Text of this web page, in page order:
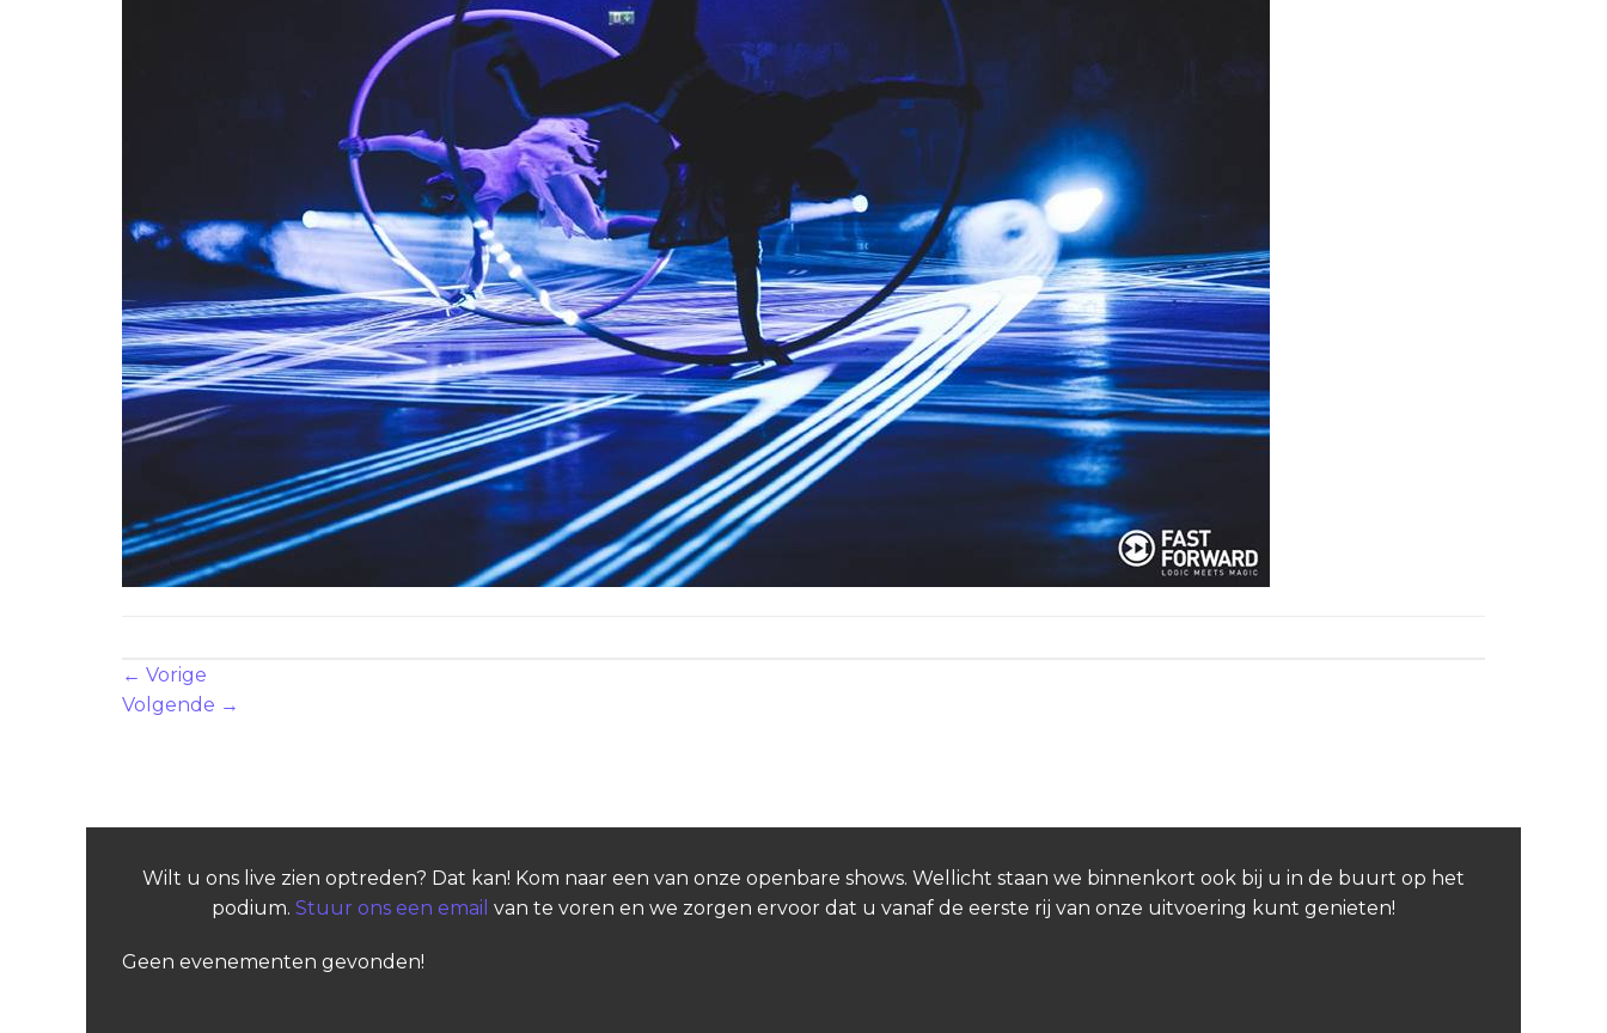
← Vorige
Volgende →
Wilt u ons live zien optreden? Dat kan! Kom naar een van onze openbare shows. Wellicht staan we binnenkort ook bij u in de buurt op het
podium. Stuur ons een email van te voren en we zorgen ervoor dat u vanaf de eerste rij van onze uitvoering kunt genieten!
Geen evenementen gevonden!